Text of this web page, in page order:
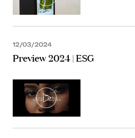
12/03/2024
Preview 2024 | ESG